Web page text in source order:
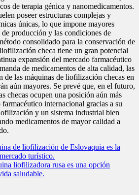
de terapia génica y nanomedicamentos.
poseer estructuras complejas y
únicas, lo que impone mayores
de producción y las condiciones de
consolidado para la conservación de
checa tiene un gran potencial
expansión del mercado farmacéutico
de medicamentos de alta calidad, las
de las máquinas de liofilización checas en
aún mayores. Se prevé que, en el futuro,
checas ocupen una posición aún más
internacional gracias a su
y un sistema industrial bien
medicamentos de mayor calidad a
de liofilización de Eslovaquia es la
turístico.
liofilizadora rusa es una opción
saludable.